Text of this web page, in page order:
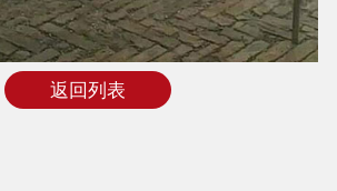
返回列表